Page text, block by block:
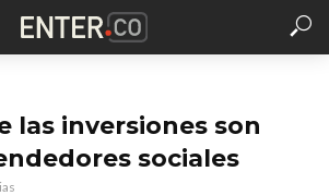
las inversiones son
sociales